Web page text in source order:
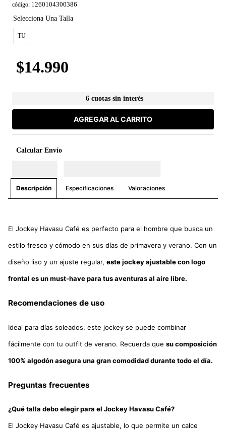
código: 1260104300386
TU
$14.990
6 cuotas sin interés
AGREGAR AL CARRITO
Calcular Envío
Descripción Especificaciones Valoraciones
El Jockey Havasu Café es perfecto para el hombre que busca un
estilo fresco y cómodo en sus días de primavera y verano. Con un
diseño liso y un ajuste regular, este jockey ajustable con logo
frontal es un must-have para tus aventuras al aire libre.
Recomendaciones de uso
Ideal para días soleados, este jockey se puede combinar
fácilmente con tu outfit de verano. Recuerda que su composición
100% algodón asegura una gran comodidad durante todo el día.
Preguntas frecuentes
¿Qué talla debo elegir para el Jockey Havasu Café?
El Jockey Havasu Café es ajustable, lo que permite un calce